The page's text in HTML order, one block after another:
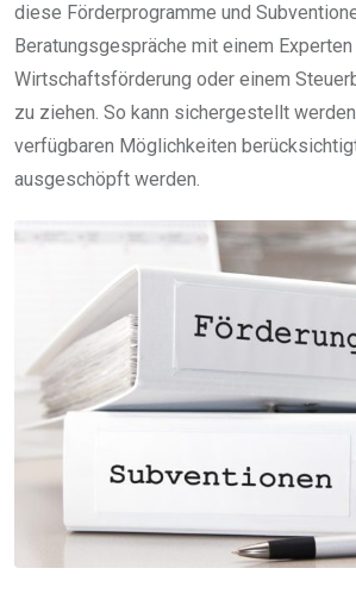
diese Förderprogramme und
Beratungsgespräche mit einem
Wirtschaftsförderung oder einem
zu ziehen. So kann sichergestellt
verfügbaren Möglichkeiten berücksichtigt
ausgeschöpft werden.